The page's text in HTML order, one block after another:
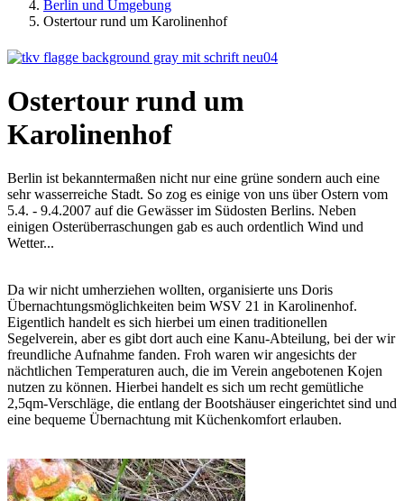
Berlin und Umgebung
Ostertour rund um Karolinenhof
Ostertour rund um
Karolinenhof
Berlin ist bekanntermaßen nicht nur eine grüne sondern auch eine
sehr wasserreiche Stadt. So zog es einige von uns über Ostern vom
5.4. - 9.4.2007 auf die Gewässer im Südosten Berlins. Neben
einigen Osterüberraschungen gab es auch ordentlich Wind und
Wetter...
Da wir nicht umherziehen wollten, organisierte uns Doris
Übernachtungsmöglichkeiten beim WSV 21 in Karolinenhof.
Eigentlich handelt es sich hierbei um einen traditionellen
Segelverein, aber es gibt dort auch eine Kanu-Abteilung, bei der wir
freundliche Aufnahme fanden. Froh waren wir angesichts der
nächtlichen Temperaturen auch, die im Verein angebotenen Kojen
nutzen zu können. Hierbei handelt es sich um recht gemütliche
2,5qm-Verschläge, die entlang der Bootshäuser eingerichtet sind und
eine bequeme Übernachtung mit Küchenkomfort erlauben.